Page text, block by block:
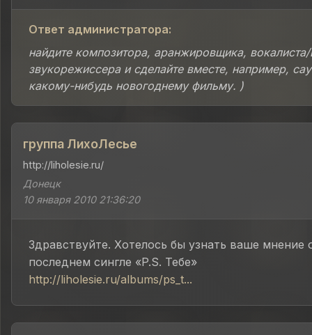
Ответ администратора:
найдите композитора, аранжировщика, вокалиста/
звукорежиссера и сделайте вместе, например,
какому-нибудь новогоднему фильму. )
группа ЛихоЛесье
http://liholesie.ru/
Донецк
10 января 2010 21:36:20
Здравствуйте. Хотелось бы узнать ваше мнение
последнем сингле «P.S. Тебе»
http://liholesie.ru/albums/ps_t...